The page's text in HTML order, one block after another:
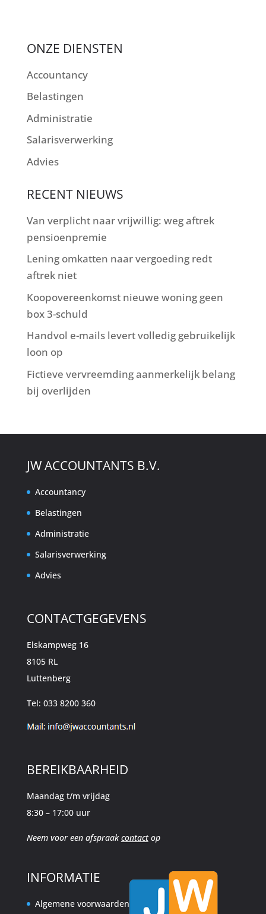
ONZE DIENSTEN
Accountancy
Belastingen
Administratie
Salarisverwerking
Advies
RECENT NIEUWS
Van verplicht naar vrijwillig: weg aftrek
pensioenpremie
Lening omkatten naar vergoeding redt
aftrek niet
Koopovereenkomst nieuwe woning geen
box 3-schuld
Handvol e-mails levert volledig gebruikelijk
loon op
Fictieve vervreemding aanmerkelijk belang
bij overlijden
JW ACCOUNTANTS B.V.
Accountancy
Belastingen
Administratie
Salarisverwerking
Advies
CONTACTGEGEVENS
Elskampweg 16
8105 RL
Luttenberg
Tel: 033 8200 360
BEREIKBAARHEID
Maandag t/m vrijdag
8:30 – 17:00 uur
Neem voor een afspraakcontactop
INFORMATIE
Algemene voorwaarden